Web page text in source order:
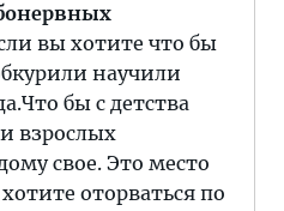
вы хотите что бы
научили
бы с детства
взрослых
свое. Это место
оторваться по